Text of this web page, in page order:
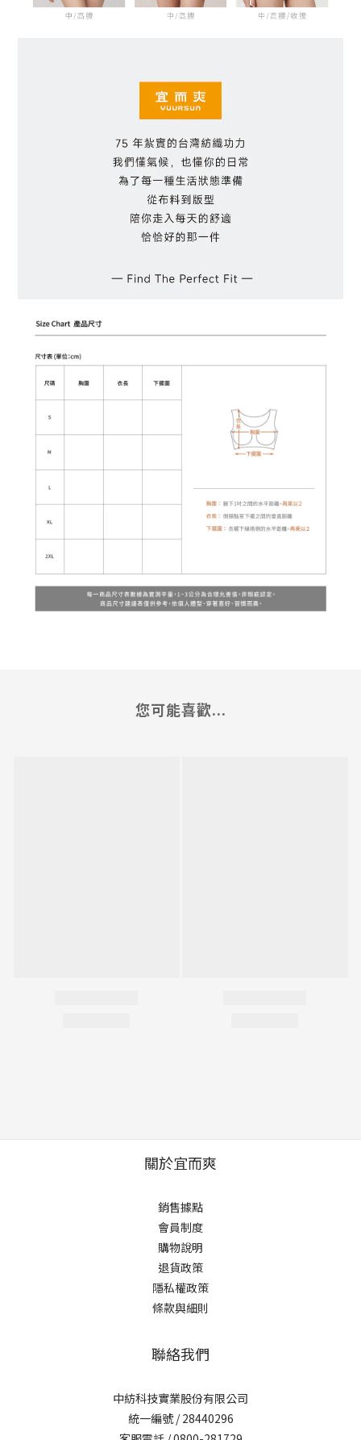
您可能喜歡...
關於宜而爽
銷售據點
會員制度
購物說明
退貨政策
隱私權政策
條款與細則
聯絡我們
中紡科技實業股份有限公司
統一編號 / 28440296